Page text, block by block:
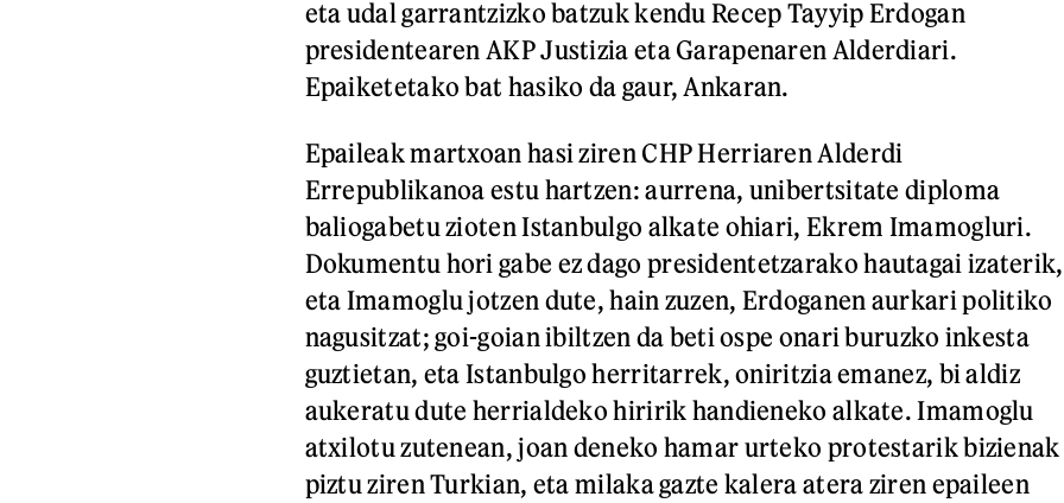
eta udal garrantzizko batzuk kendu Recep Tayyip Erdogan
presidentearen AKP Justizia eta Garapenaren Alderdiari.
Epaiketetako bat hasiko da gaur, Ankaran.
Epaileak martxoan hasi ziren CHP Herriaren Alderdi
Errepublikanoa estu hartzen: aurrena, unibertsitate diploma
baliogabetu zioten Istanbulgo alkate ohiari, Ekrem Imamogluri.
Dokumentu hori gabe ez dago presidentetzarako hautagai izaterik,
eta Imamoglu jotzen dute, hain zuzen, Erdoganen aurkari politiko
nagusitzat; goi-goian ibiltzen da beti ospe onari buruzko inkesta
guztietan, eta Istanbulgo herritarrek, oniritzia emanez, bi aldiz
aukeratu dute herrialdeko hiririk handieneko alkate. Imamoglu
atxilotu zutenean, joan deneko hamar urteko protestarik bizienak
piztu ziren Turkian, eta milaka gazte kalera atera ziren epaileen